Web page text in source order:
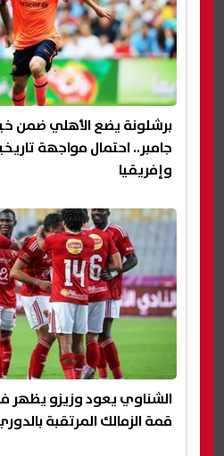
برشلونة يضع الأهلي ضمن
جامبر.. احتمال مواجهة
وإفريقيا
الشناوي يعود وزيزو يظهر
قمة الزمالك المرتقبة